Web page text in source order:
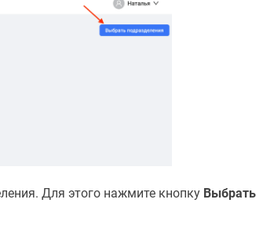
Для этого нажмите кнопку Выбрать